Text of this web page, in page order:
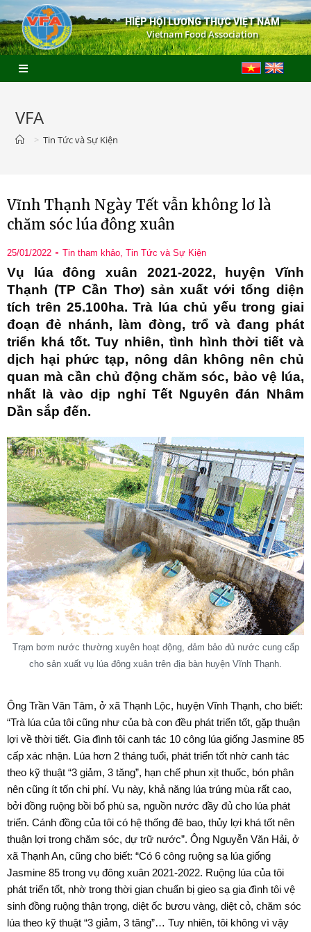
HIỆP HỘI LƯƠNG THỰC VIỆT NAM
Vietnam Food Association
VFA
> Tin Tức và Sự Kiện
Vĩnh Thạnh Ngày Tết vẫn không lơ là
chăm sóc lúa đông xuân
25/01/2022 Tin tham khảo, Tin Tức và Sự Kiện
Vụ lúa đông xuân 2021-2022, huyện Vĩnh
Thạnh (TP Cần Thơ) sản xuất với tổng diện
tích trên 25.100ha. Trà lúa chủ yếu trong giai
đoạn đẻ nhánh, làm đòng, trổ và đang phát
triển khá tốt. Tuy nhiên, tình hình thời tiết và
dịch hại phức tạp, nông dân không nên chủ
quan mà cần chủ động chăm sóc, bảo vệ lúa,
nhất là vào dịp nghỉ Tết Nguyên đán Nhâm
Dần sắp đến.
Trạm bơm nước thường xuyên hoạt động, đảm bảo đủ nước cung cấp
cho sản xuất vụ lúa đông xuân trên địa bàn huyện Vĩnh Thạnh.
Ông Trần Văn Tâm, ở xã Thạnh Lộc, huyện Vĩnh Thạnh, cho biết:
“Trà lúa của tôi cũng như của bà con đều phát triển tốt, gặp thuận
lợi về thời tiết. Gia đình tôi canh tác 10 công lúa giống Jasmine 85
cấp xác nhận. Lúa hơn 2 tháng tuổi, phát triển tốt nhờ canh tác
theo kỹ thuật “3 giảm, 3 tăng”, hạn chế phun xịt thuốc, bón phân
nên cũng ít tốn chi phí. Vụ này, khả năng lúa trúng mùa rất cao,
bởi đồng ruộng bồi bổ phù sa, nguồn nước đầy đủ cho lúa phát
triển. Cánh đồng của tôi có hệ thống đê bao, thủy lợi khá tốt nên
thuận lợi trong chăm sóc, dự trữ nước”. Ông Nguyễn Văn Hải, ở
xã Thạnh An, cũng cho biết: “Có 6 công ruộng sạ lúa giống
Jasmine 85 trong vụ đông xuân 2021-2022. Ruộng lúa của tôi
phát triển tốt, nhờ trong thời gian chuẩn bị gieo sạ gia đình tôi vệ
sinh đồng ruộng thận trọng, diệt ốc bươu vàng, diệt cỏ, chăm sóc
lúa theo kỹ thuật “3 giảm, 3 tăng”… Tuy nhiên, tôi không vì vậy